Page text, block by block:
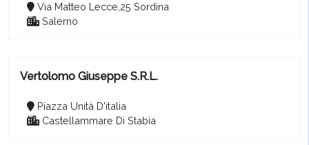
Via Matteo Lecce,25 Sordina
Salerno
Vertolomo Giuseppe S.R.L.
Piazza Unità D'italia
Castellammare Di Stabia